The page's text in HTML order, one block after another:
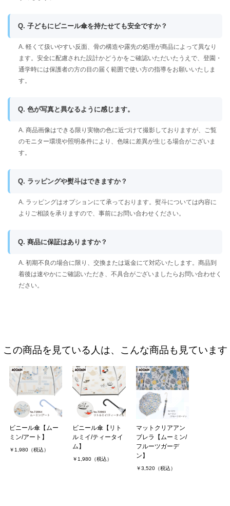
Q. 子どもにビニール傘を持たせても安全ですか？
A. 軽くて扱いやすい反面、骨の構造や露先の処理が商品によって異なり
ます。安全に配慮された設計かどうかをご確認いただいたうえで、登園・
通学時には保護者の方の目の届く範囲で使い方の指導をお願いいたしま
す。
Q. 色が写真と異なるように感じます。
A. 商品画像はできる限り実物の色に近づけて撮影しておりますが、ご覧
のモニター環境や照明条件により、色味に差異が生じる場合がございま
す。
Q. ラッピングや熨斗はできますか？
A. ラッピングはオプションにて承っております。熨斗については内容に
よりご相談を承りますので、事前にお問い合わせください。
Q. 商品に保証はありますか？
A. 初期不良の場合に限り、交換または返金にて対応いたします。商品到
着後は速やかにご確認いただき、不具合がございましたらお問い合わせく
ださい。
この商品を見ている人は、こんな商品も見ています
ビニール傘【ムー
ミン/アート】
￥1,980（税込）
ビニール傘【リト
ルミイ/ティータイ
ム】
￥1,980（税込）
マットクリアアン
ブレラ【ムーミン/
フルーツガーデ
ン】
￥3,520（税込）